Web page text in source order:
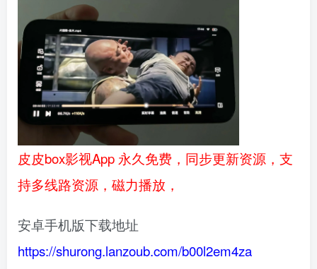
皮皮box影视App 永久免费，同步更新资源，支
持多线路资源，磁力播放，
安卓手机版下载地址
https://shurong.lanzoub.com/b00l2em4za